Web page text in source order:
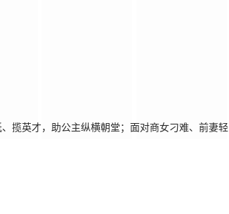
揽英才，助公主纵横朝堂；面对商女刁难、前妻轻